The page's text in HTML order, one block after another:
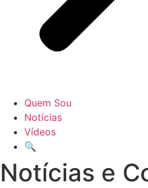
Quem Sou
Notícias
Vídeos
🔍
Notícias e